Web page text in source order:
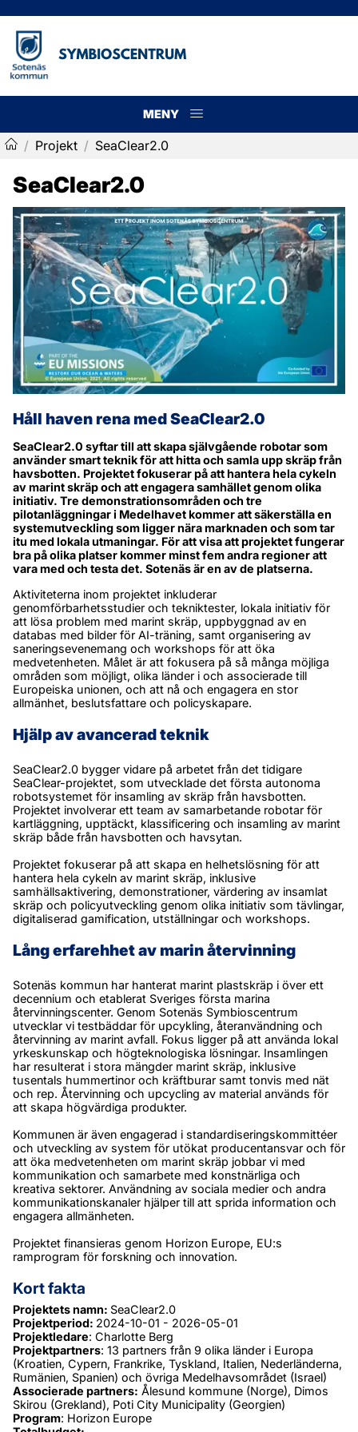
MENY
/ Projekt / SeaClear2.0
SeaClear2.0
Håll haven rena med SeaClear2.0
SeaClear2.0 syftar till att skapa självgående robotar som
använder smart teknik för att hitta och samla upp skräp från
havsbotten. Projektet fokuserar på att hantera hela cykeln
av marint skräp och att engagera samhället genom olika
initiativ. Tre demonstrationsområden och tre
pilotanläggningar i Medelhavet kommer att säkerställa en
systemutveckling som ligger nära marknaden och som tar
itu med lokala utmaningar. För att visa att projektet fungerar
bra på olika platser kommer minst fem andra regioner att
vara med och testa det. Sotenäs är en av de platserna.
Aktiviteterna inom projektet inkluderar
genomförbarhetsstudier och tekniktester, lokala initiativ för
att lösa problem med marint skräp, uppbyggnad av en
databas med bilder för AI-träning, samt organisering av
saneringsevenemang och workshops för att öka
medvetenheten. Målet är att fokusera på så många möjliga
områden som möjligt, olika länder i och associerade till
Europeiska unionen, och att nå och engagera en stor
allmänhet, beslutsfattare och policyskapare.
Hjälp av avancerad teknik
SeaClear2.0 bygger vidare på arbetet från det tidigare
SeaClear-projektet, som utvecklade det första autonoma
robotsystemet för insamling av skräp från havsbotten.
Projektet involverar ett team av samarbetande robotar för
kartläggning, upptäckt, klassificering och insamling av marint
skräp både från havsbotten och havsytan.
Projektet fokuserar på att skapa en helhetslösning för att
hantera hela cykeln av marint skräp, inklusive
samhällsaktivering, demonstrationer, värdering av insamlat
skräp och policyutveckling genom olika initiativ som tävlingar,
digitaliserad gamification, utställningar och workshops.
Lång erfarehhet av marin återvinning
Sotenäs kommun har hanterat marint plastskräp i över ett
decennium och etablerat Sveriges första marina
återvinningscenter. Genom Sotenäs Symbioscentrum
utvecklar vi testbäddar för upcykling, återanvändning och
återvinning av marint avfall. Fokus ligger på att använda lokal
yrkeskunskap och högteknologiska lösningar. Insamlingen
har resulterat i stora mängder marint skräp, inklusive
tusentals hummertinor och kräftburar samt tonvis med nät
och rep. Återvinning och upcycling av material används för
att skapa högvärdiga produkter.
Kommunen är även engagerad i standardiseringskommittéer
och utveckling av system för utökat producentansvar och för
att öka medvetenheten om marint skräp jobbar vi med
kommunikation och samarbete med konstnärliga och
kreativa sektorer. Användning av sociala medier och andra
kommunikationskanaler hjälper till att sprida information och
engagera allmänheten.
Projektet finansieras genom Horizon Europe, EU:s
ramprogram för forskning och innovation.
Kort fakta
Projektets namn: SeaClear2.0
Projektperiod: 2024-10-01 - 2026-05-01
Projektledare: Charlotte Berg
Projektpartners: 13 partners från 9 olika länder i Europa
(Kroatien, Cypern, Frankrike, Tyskland, Italien, Nederländerna,
Rumänien, Spanien) och övriga Medelhavsområdet (Israel)
Associerade partners: Ålesund kommune (Norge), Dimos
Skirou (Grekland), Poti City Municipality (Georgien)
Program: Horizon Europe